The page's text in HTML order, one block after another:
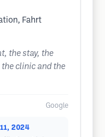
Fahrt
the stay, the
clinic and the
Google
2024